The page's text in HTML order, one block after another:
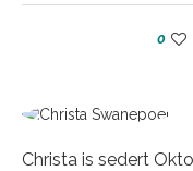
0
Christa is sedert